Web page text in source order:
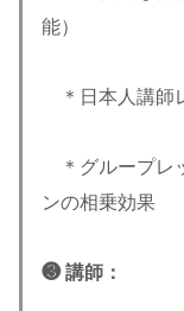
能）
＊日本人講師
＊グループレ
ンの相乗効果
❸ 講師：